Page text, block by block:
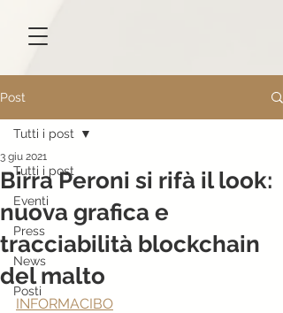
Post
Tutti i post
Eventi
Press
News
Posti
Tutti i post
Birra Peroni si rifà il look:
nuova grafica e
tracciabilità blockchain
del malto
3 giu 2021
INFORMACIBO